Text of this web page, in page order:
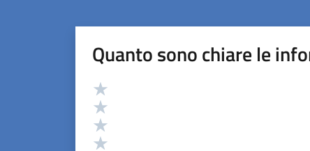
Quanto sono chiare le
Valutazione